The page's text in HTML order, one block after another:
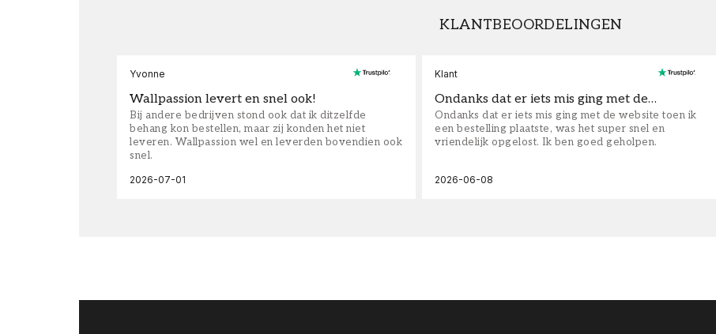
KLANTBEOORDELINGEN
Yvonne
Wallpassion levert en snel ook!
Bij andere bedrijven stond ook dat ik ditzelfde
behang kon bestellen, maar zij konden het niet
leveren. Wallpassion wel en leverden bovendien ook
snel.
2026-07-01
Klant
Ondanks dat er iets mis ging met de…
Ondanks dat er iets mis ging met de website toen ik
een bestelling plaatste, was het super snel en
vriendelijk opgelost. Ik ben goed geholpen.
2026-06-08